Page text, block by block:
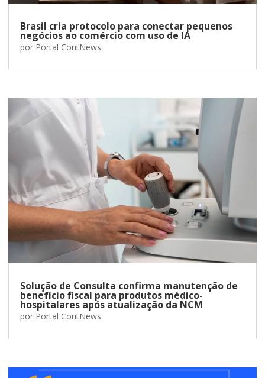
Brasil cria protocolo para conectar pequenos
negócios ao comércio com uso de IA
por Portal ContNews
Solução de Consulta confirma manutenção de
benefício fiscal para produtos médico-
hospitalares após atualização da NCM
por Portal ContNews